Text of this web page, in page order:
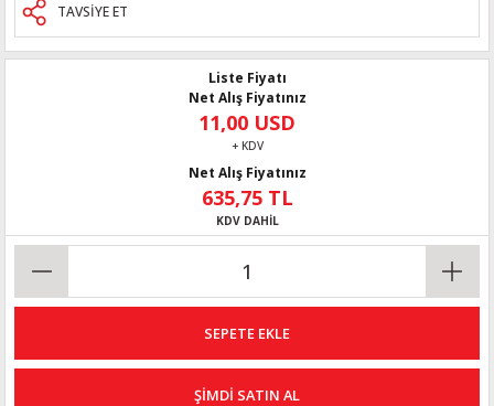
TAVSİYE ET
Liste Fiyatı
Net Alış Fiyatınız
11,00 USD
+ KDV
Net Alış Fiyatınız
635,75 TL
KDV DAHİL
SEPETE EKLE
ŞİMDİ SATIN AL